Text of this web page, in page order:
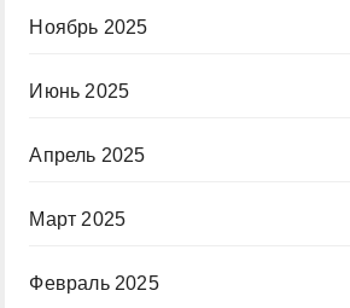
Ноябрь 2025
Июнь 2025
Апрель 2025
Март 2025
Февраль 2025